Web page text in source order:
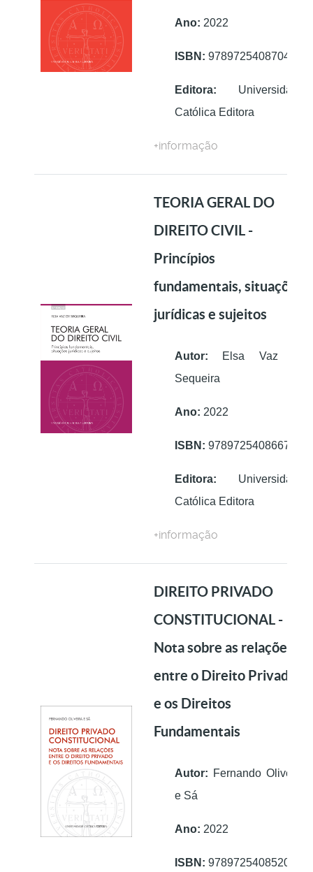
Ano: 2022
ISBN: 9789725408704
Editora: Universidade
Católica Editora
+informação
TEORIA GERAL DO
DIREITO CIVIL -
Princípios
fundamentais, situações
jurídicas e sujeitos
Autor: Elsa Vaz de
Sequeira
Ano: 2022
ISBN: 9789725408667
Editora: Universidade
Católica Editora
+informação
DIREITO PRIVADO
CONSTITUCIONAL -
Nota sobre as relações
entre o Direito Privado
e os Direitos
Fundamentais
Autor: Fernando Oliveira
e Sá
Ano: 2022
ISBN: 9789725408520